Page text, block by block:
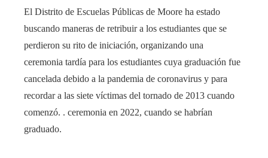
El Distrito de Escuelas Públicas de Moore ha estado
buscando maneras de retribuir a los estudiantes que se
perdieron su rito de iniciación, organizando una
ceremonia tardía para los estudiantes cuya graduación fue
cancelada debido a la pandemia de coronavirus y para
recordar a las siete víctimas del tornado de 2013 cuando
comenzó. . ceremonia en 2022, cuando se habrían
graduado.